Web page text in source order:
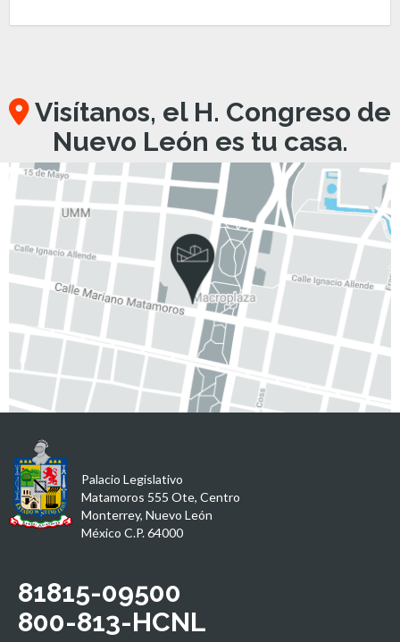
Visítanos, el H. Congreso de
Nuevo León es tu casa.
Palacio Legislativo
Matamoros 555 Ote, Centro
Monterrey, Nuevo León
México C.P. 64000
81815-09500
800-813-HCNL